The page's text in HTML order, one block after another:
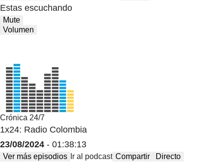
Estas escuchando
Mute
Volumen
Crónica 24/7
1x24: Radio Colombia
23/08/2024 - 01:38:13
Ver más episodios Ir al podcast Compartir Directo